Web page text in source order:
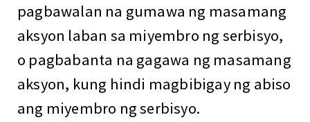
pagbawalan na gumawa ng masamang
aksyon laban sa miyembro ng serbisyo,
o pagbabanta na gagawa ng masamang
aksyon, kung hindi magbibigay ng abiso
ang miyembro ng serbisyo.